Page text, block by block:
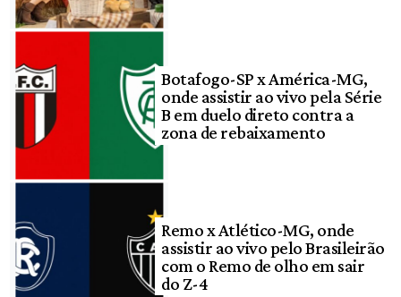
Botafogo-SP x América-MG,
onde assistir ao vivo pela Série
B em duelo direto contra a
zona de rebaixamento
Remo x Atlético-MG, onde
assistir ao vivo pelo Brasileirão
com o Remo de olho em sair
do Z-4